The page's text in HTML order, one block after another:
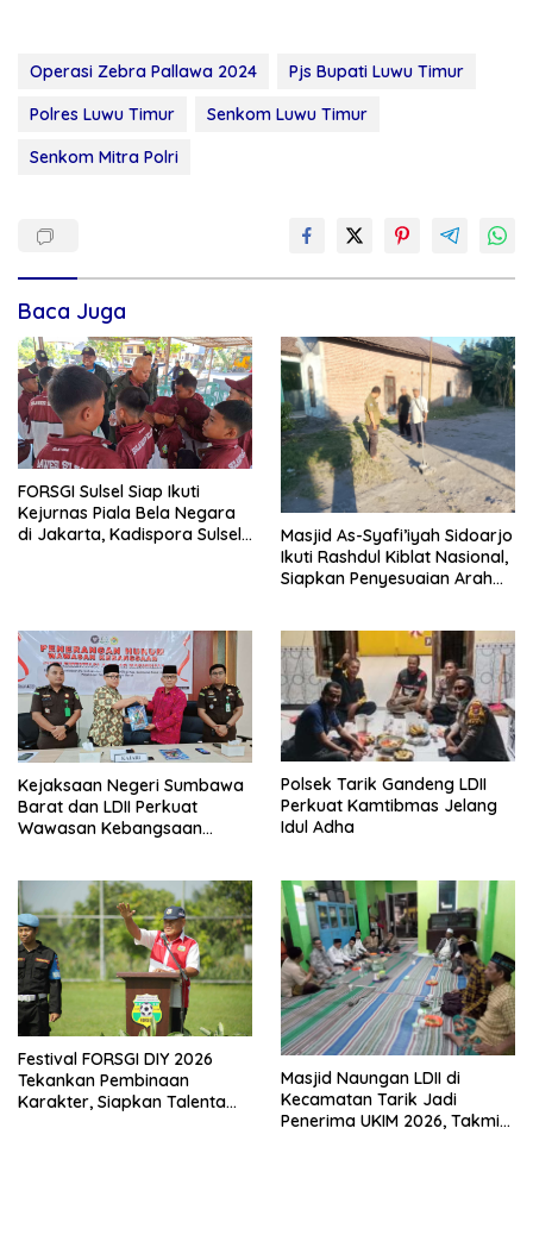
Operasi Zebra Pallawa 2024
Pjs Bupati Luwu Timur
Polres Luwu Timur
Senkom Luwu Timur
Senkom Mitra Polri
Baca Juga
FORSGI Sulsel Siap Ikuti
Kejurnas Piala Bela Negara
di Jakarta, Kadispora Sulsel
Masjid As-Syafi’iyah Sidoarjo
Ikuti Rashdul Kiblat Nasional,
Siapkan Penyesuaian Arah
Kejaksaan Negeri Sumbawa
Barat dan LDII Perkuat
Wawasan Kebangsaan
Polsek Tarik Gandeng LDII
Perkuat Kamtibmas Jelang
Idul Adha
Festival FORSGI DIY 2026
Tekankan Pembinaan
Karakter, Siapkan Talenta
Masjid Naungan LDII di
Kecamatan Tarik Jadi
Penerima UKIM 2026, Takmir